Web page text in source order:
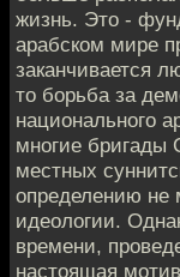
жизнь. Это -
арабском мире
заканчивается
то борьба за
национального
многие
местных
определению не
идеологии.
времени,
настоящая